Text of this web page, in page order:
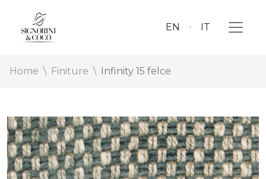
EN IT
Home Finiture Infinity 15 felce